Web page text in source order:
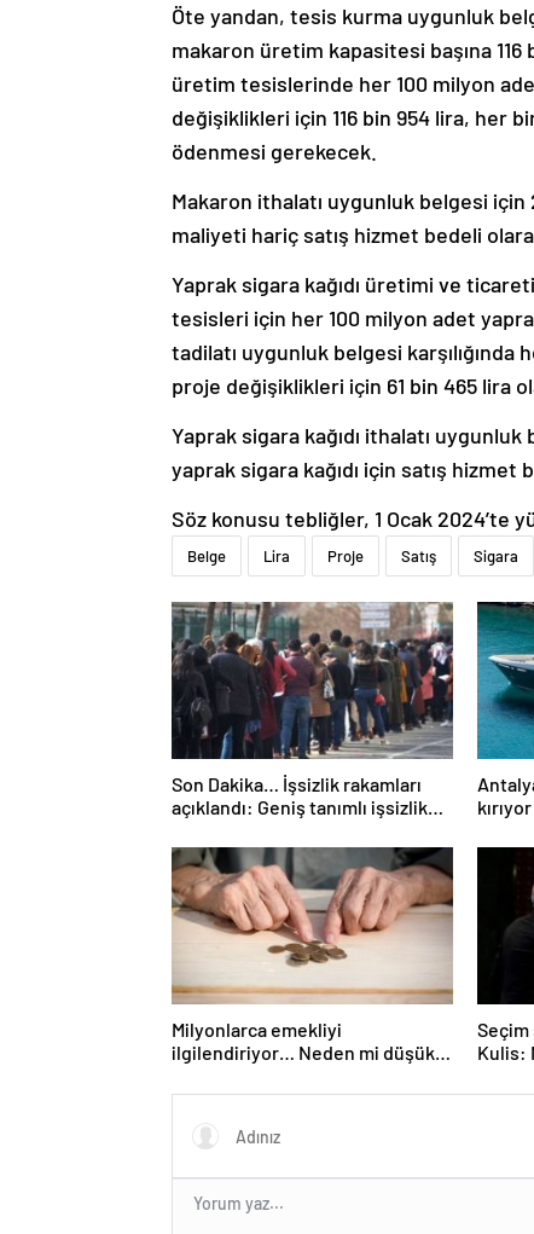
Öte yandan, tesis kurma uygunluk
makaron üretim kapasitesi başına
üretim tesislerinde her 100 milyon
değişiklikleri için 116 bin 954 lira, her
ödenmesi gerekecek.
Makaron ithalatı uygunluk belgesi için
maliyeti hariç satış hizmet bedeli
Yaprak sigara kağıdı üretimi ve
tesisleri için her 100 milyon adet
tadilatı uygunluk belgesi karşılığında
proje değişiklikleri için 61 bin 465 lira
Yaprak sigara kağıdı ithalatı
yaprak sigara kağıdı için satış hizmet
Söz konusu tebliğler, 1 Ocak 2024’te
Belge Lira Proje Satış Sigara
Son Dakika… İşsizlik rakamları
açıklandı: Geniş tanımlı işsizlik
kırıyor
Milyonlarca emekliyi
ilgilendiriyor… Neden mi düşük
anlattı
Seçim
Kulis: